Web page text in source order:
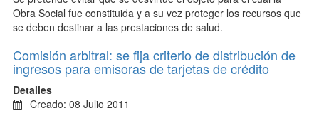
Obra Social fue constituida y a su vez proteger los recursos que
se deben destinar a las prestaciones de salud.
Comisión arbitral: se fija criterio de distribución de
ingresos para emisoras de tarjetas de crédito
Detalles
Creado: 08 Julio 2011